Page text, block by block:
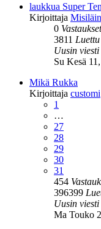
laukkua Super
Kirjoittaja
0 Vastaukset
3811 Luettu
Uusin viesti
Su Kesä
Mikä Rukka
Kirjoittaja customi
1
…
27
28
29
30
31
454
396399
Uusin viesti
Ma Touko